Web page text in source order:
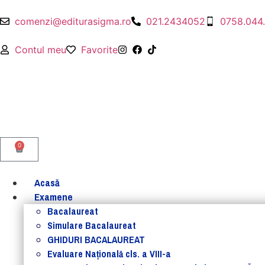
comenzi@editurasigma.ro 021.2434052
Contul meu Favorite
0
Acasă
Examene
Bacalaureat
Simulare Bacalaureat
GHIDURI BACALAUREAT
Evaluare Naţională cls. a VIII-a